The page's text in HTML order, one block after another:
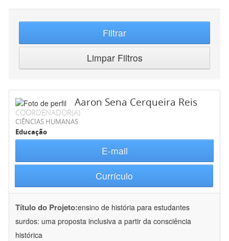
Filtrar
Limpar Filtros
Aaron Sena Cerqueira Reis
COORDENADOR(A)
CIÊNCIAS HUMANAS
Educação
E-mail
Currículo
Título do Projeto:ensino de história para estudantes
surdos: uma proposta inclusiva a partir da consciência
histórica